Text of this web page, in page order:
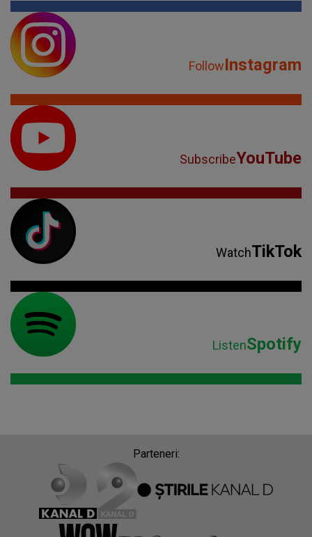
FollowInstagram
SubscribeYouTube
WatchTikTok
ListenSpotify
Parteneri: